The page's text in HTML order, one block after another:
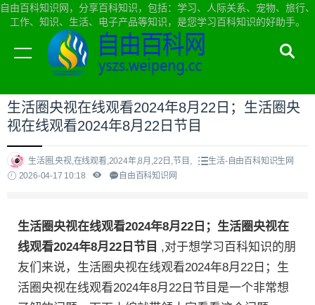
自由百科知识网，分享百科知识，包括：学习、人际关系、宠物、旅行、
工作、知识、生活、电子产品等知识，是您学习百科知识的好助手。
当前位置：自由百科知识网首页>生活
生活圈央视在线观看2024年8月22日；生活圈央
视在线观看2024年8月22日节目
生活圈,央视,在线观看,2024年,8月,22日,节目,
生活-自由百科知识生网
2026-04-17 10:18
自由百科知识网
生活圈央视在线观看2024年8月22日；生活圈央视在
线观看2024年8月22日节目 ,对于想学习百科知识的朋
友们来说，生活圈央视在线观看2024年8月22日；生
活圈央视在线观看2024年8月22日节目是一个非常想